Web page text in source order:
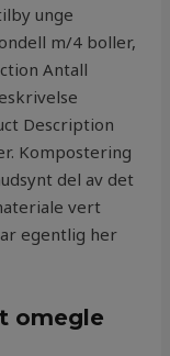
unge
m/4 boller,
Antall
Description
Kompostering
del av det
vert
egentlig her
omegle